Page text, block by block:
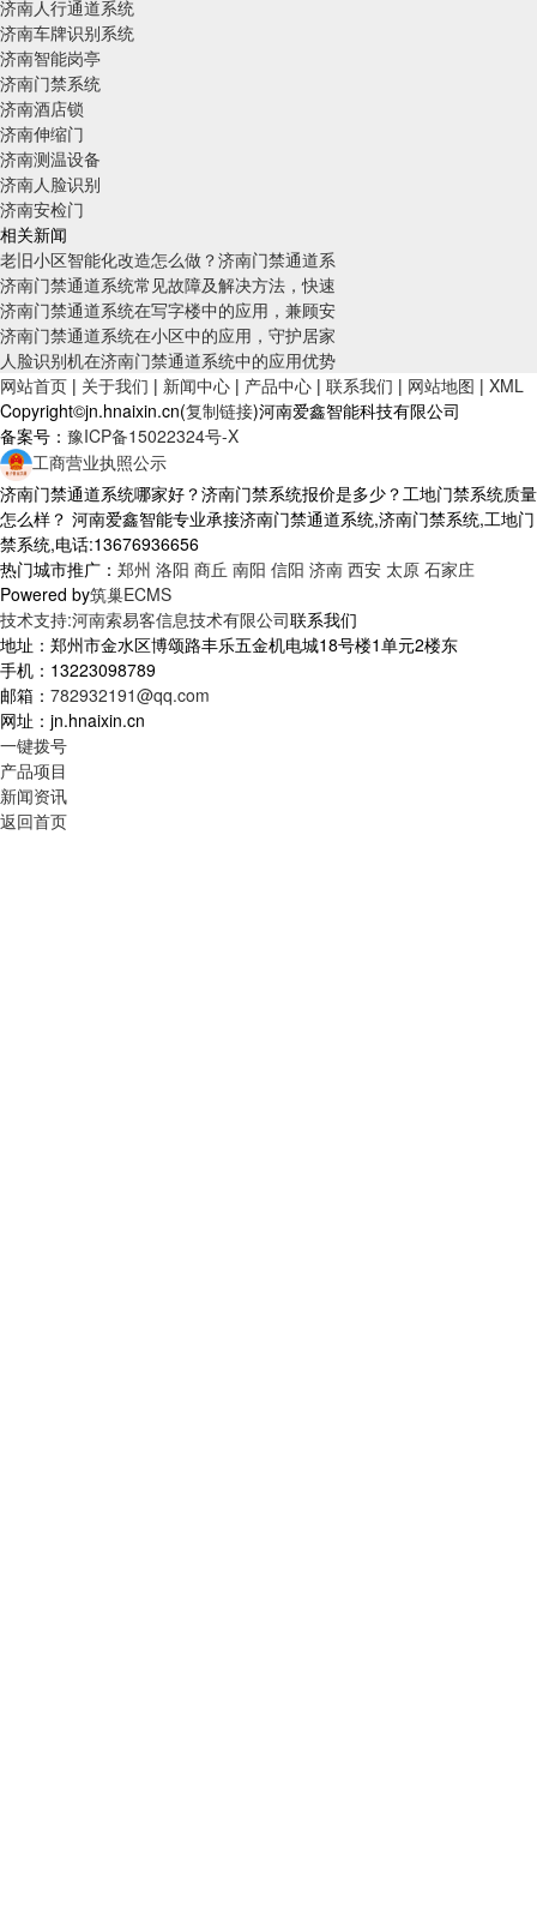
济南人行通道系统
济南车牌识别系统
济南智能岗亭
济南门禁系统
济南酒店锁
济南伸缩门
济南测温设备
济南人脸识别
济南安检门
相关新闻
老旧小区智能化改造怎么做？济南门禁通道系
济南门禁通道系统常见故障及解决方法，快速
济南门禁通道系统在写字楼中的应用，兼顾安
济南门禁通道系统在小区中的应用，守护居家
人脸识别机在济南门禁通道系统中的应用优势
网站首页 | 关于我们 | 新闻中心 | 产品中心 | 联系我们 | 网站地图 | XML
Copyright©jn.hnaixin.cn(复制链接)河南爱鑫智能科技有限公司
备案号： 豫ICP备15022324号-X
工商营业执照公示
济南门禁通道系统哪家好？济南门禁系统报价是多少？工地门禁系统质量
怎么样？ 河南爱鑫智能专业承接济南门禁通道系统,济南门禁系统,工地门
禁系统,电话:13676936656
热门城市推广： 郑州 洛阳 商丘 南阳 信阳 济南 西安 太原 石家庄
Powered by筑巢ECMS
技术支持:河南索易客信息技术有限公司联系我们
地址：郑州市金水区博颂路丰乐五金机电城18号楼1单元2楼东
手机：13223098789
邮箱： 782932191@qq.com
网址：jn.hnaixin.cn
一键拨号
产品项目
新闻资讯
返回首页